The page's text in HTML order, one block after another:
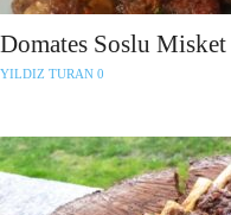
Domates Soslu Misket
YILDIZ TURAN 0